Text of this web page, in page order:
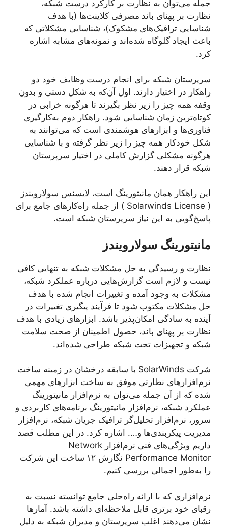
جمله می‌توان به نظارت بر کارکرد درست شبکه،
نظارت بر پهنای باند مصرفی کلاینت‌ها (با هدف
شناسایی ترافیک‌های مشکوک)، شناسایی مشکلاتی که
باعث ایجاد گلوگاه شده‌اند و نمونه‌های مشابه اشاره
کرد.
سرپرستان شبکه برای انجام درست وظایف خود دو
راهکار در اختیار دارند. اول آن‌که به شکل دستی و بدون
وقفه همه چیز را زیر نظر بگیرند تا هرگونه خرابی در
کوتاه‌ترین زمان شناسایی شود. راهکار دوم به‌کارگیری
فناوری‌ها و ابزارهای هوشمندی است که می‌توانند به
شکل خودکار همه چیز را زیر نظر گرفته و با شناسایی
هرگونه مشکلی گزارش کاملی در اختیار سرپرستان
شبکه قرار دهند.
این راهکار همان مانیتورینگ است، لایسنس سولارویندز
( Solarwinds License ) از جمله راه‌کارهای جامع برای
پاسخ‌گویی به این نیاز سرپرستان شبکه است.
مانیتورینگ سولارویندز
نظارت و رسیدگی به حل مشکلات شبکه به تنهایی کافی
نیست و لازم است گزارش‌هایی درباره عملکرد شبکه،
مشکلات به وجود آمده و تغییرات انجام شده با هدف
حل مشکلات مکتوب شود تا فرآیند پیگیری تغییرات در
آینده به سادگی امکان‌پذیر باشد. ابزارهای زیادی با هدف
نظارت بر پهنای باند، حصول اطمینان از صحت سلامت
شبکه و تجهیزات تحت شبکه طراحی شده‌اند.
شرکت SolarWinds با سابقه درخشان در زمینه ساخت
نرم‌افزارهای نظارتی موفق به ساخت ابزارهای مهمی
شده که از آن جمله می‌توان به نرم‌افزار مانیتورینگ
عملکرد شبکه، نرم‌افزار مانیتورینگ برنامه‌های کاربردی و
سرور، نرم‌افزار تحلیل‌گر ترافیک جریان شبکه، نرم‌افزار
مدیریت پیکربندی‌ها و…. اشاره کرد. در این مطلب قصد
داریم ویژگی‌های فنی نرم‌افزار Network
Performance Monitor نگارش ۱۲ ساخت این شرکت
را به‌طور اجمالی بررسی کنیم.
نرم‌افزاری که با ارائه راه‌حلی جامع توانسته نسبت به
رقبای خود برتری قابل ملاحظه‌ای داشته باشد. آمارها
نشان می‌دهند اغلب سرپرستان و مدیران شبکه به دلیل